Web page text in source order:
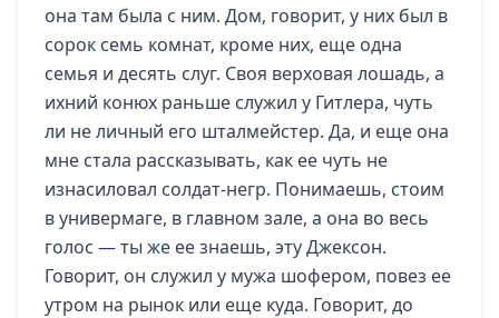
она там была с ним. Дом, говорит, у них был в
сорок семь комнат, кроме них, еще одна
семья и десять слуг. Своя верховая лошадь, а
ихний конюх раньше служил у Гитлера, чуть
ли не личный его шталмейстер. Да, и еще она
мне стала рассказывать, как ее чуть не
изнасиловал солдат-негр. Понимаешь, стоим
в универмаге, в главном зале, а она во весь
голос — ты же ее знаешь, эту Джексон.
Говорит, он служил у мужа шофером, повез ее
утром на рынок или еще куда. Говорит, до